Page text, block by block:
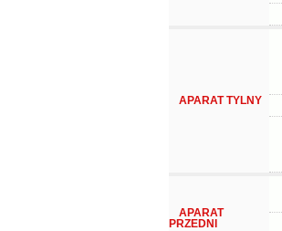
APARAT TYLNY
APARAT
PRZEDNI